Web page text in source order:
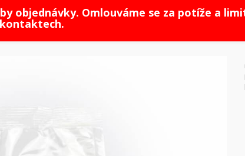
objednávky. Omlouváme se za potíže a
kontaktech.